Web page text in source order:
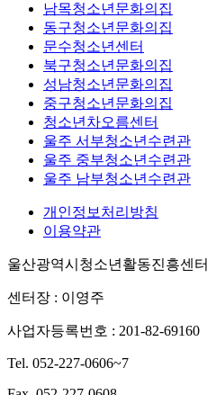
남목청소년문화의집
동구청소년문화의집
문수청소년센터
북구청소년문화의집
성남청소년문화의집
중구청소년문화의집
청소년차오름센터
울주 서부청소년수련관
울주 중부청소년수련관
울주 남부청소년수련관
개인정보처리방침
이용약관
울산광역시청소년활동진흥센터
센터장 : 이영주
사업자등록번호 : 201-82-69160
Tel. 052-227-0606~7